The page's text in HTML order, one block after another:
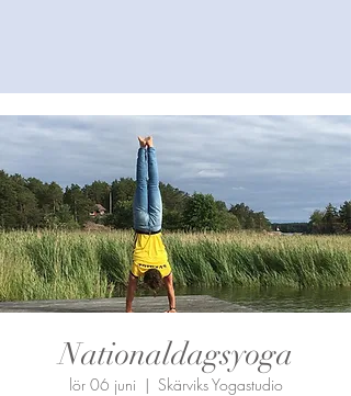
Nationaldagsyoga
lör 06 juni
  |
Skärviks Yogastudio